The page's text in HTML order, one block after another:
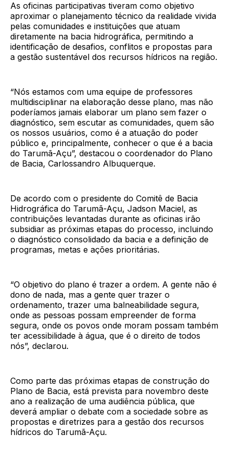
As oficinas participativas tiveram como objetivo
aproximar o planejamento técnico da realidade vivida
pelas comunidades e instituições que atuam
diretamente na bacia hidrográfica, permitindo a
identificação de desafios, conflitos e propostas para
a gestão sustentável dos recursos hídricos na região.
“Nós estamos com uma equipe de professores
multidisciplinar na elaboração desse plano, mas não
poderíamos jamais elaborar um plano sem fazer o
diagnóstico, sem escutar as comunidades, quem são
os nossos usuários, como é a atuação do poder
público e, principalmente, conhecer o que é a bacia
do Tarumã-Açu”, destacou o coordenador do Plano
de Bacia, Carlossandro Albuquerque.
De acordo com o presidente do Comitê de Bacia
Hidrográfica do Tarumã-Açu, Jadson Maciel, as
contribuições levantadas durante as oficinas irão
subsidiar as próximas etapas do processo, incluindo
o diagnóstico consolidado da bacia e a definição de
programas, metas e ações prioritárias.
“O objetivo do plano é trazer a ordem. A gente não é
dono de nada, mas a gente quer trazer o
ordenamento, trazer uma balneabilidade segura,
onde as pessoas possam empreender de forma
segura, onde os povos onde moram possam também
ter acessibilidade à água, que é o direito de todos
nós”, declarou.
Como parte das próximas etapas de construção do
Plano de Bacia, está prevista para novembro deste
ano a realização de uma audiência pública, que
deverá ampliar o debate com a sociedade sobre as
propostas e diretrizes para a gestão dos recursos
hídricos do Tarumã-Açu.